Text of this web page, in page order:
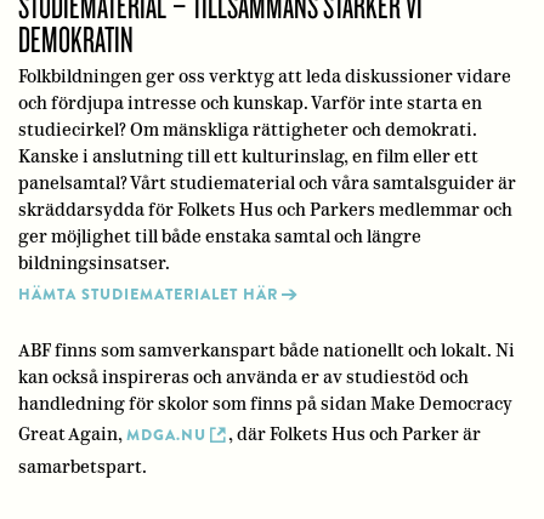
DEMOKRATIN
Folkbildningen ger oss verktyg att leda diskussioner vidare
och fördjupa intresse och kunskap. Varför inte starta en
studiecirkel? Om mänskliga rättigheter och demokrati.
Kanske i anslutning till ett kulturinslag, en film eller ett
panelsamtal? Vårt studiematerial och våra samtalsguider är
skräddarsydda för Folkets Hus och Parkers medlemmar och
ger möjlighet till både enstaka samtal och längre
bildningsinsatser.
HÄMTA STUDIEMATERIALET HÄR
ABF finns som samverkanspart både nationellt och lokalt. Ni
kan också inspireras och använda er av studiestöd och
handledning för skolor som finns på sidan Make Democracy
Great Again,MDGA.NU
, där Folkets Hus och Parker är
samarbetspart.